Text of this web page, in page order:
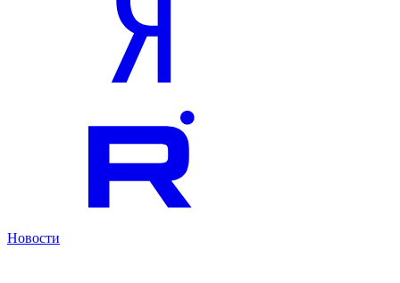
Новости